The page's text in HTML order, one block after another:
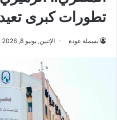
تطورات كبرى
بسملة عودة الإثنين, يونيو 8, 2026 6:00 م